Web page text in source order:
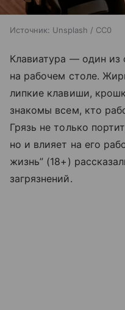
Источник: Unsplash / CC0
Клавиатура — один из
на рабочем столе.
липкие клавиши,
знакомы всем, кто
Грязь не только
но и влияет на его
жизнь” (18+)
загрязнений.